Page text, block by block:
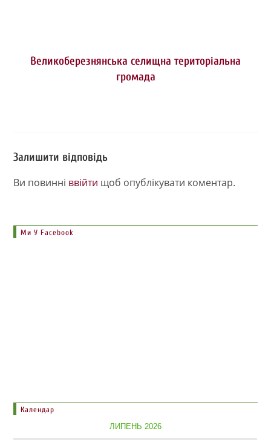
Великоберезнянська селищна територіальна
громада
Залишити відповідь
Ви повинні ввійти щоб опублікувати коментар.
Ми У Facebook
Календар
ЛИПЕНЬ 2026